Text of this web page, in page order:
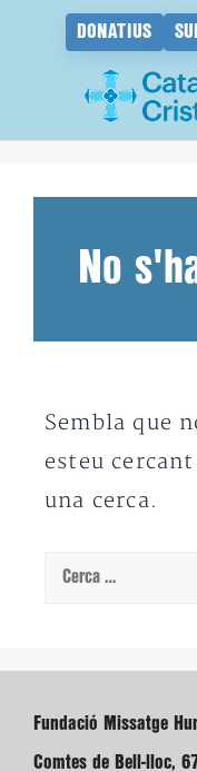
DONATIUS
No
Sembla que
esteu
una cerca.
Cerca:
Fundació Missatge
Comtes de Bell-lloc,